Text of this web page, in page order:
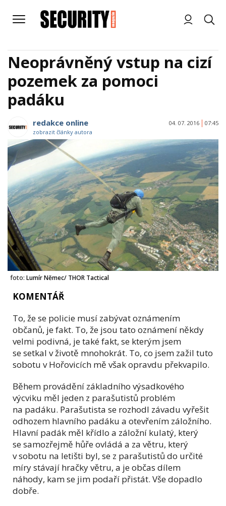
Neoprávněný vstup na cizí
pozemek za pomoci
padáku
redakce online
zobrazit články autora
04. 07. 2016 07:45
foto: Lumír Němec/ THOR Tactical
KOMENTÁŘ
To, že se policie musí zabývat oznámením
občanů, je fakt. To, že jsou tato oznámení někdy
velmi podivná, je také fakt, se kterým jsem
se setkal v životě mnohokrát. To, co jsem zažil tuto
sobotu v Hořovicích mě však opravdu překvapilo.
Během provádění základního výsadkového
výcviku měl jeden z parašutistů problém
na padáku. Parašutista se rozhodl závadu vyřešit
odhozem hlavního padáku a otevřením záložního.
Hlavní padák měl křídlo a záložní kulatý, který
se samozřejmě hůře ovládá a za větru, který
v sobotu na letišti byl, se z parašutistů do určité
míry stávají hračky větru, a je občas dílem
náhody, kam se jim podaří přistát. Vše dopadlo
dobře.